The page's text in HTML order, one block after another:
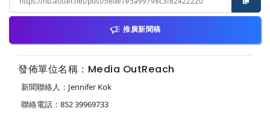
推廣新聞稿
發佈單位名稱：Media OutReach
新聞聯絡人：Jennifer Kok
聯絡電話：852 39969733